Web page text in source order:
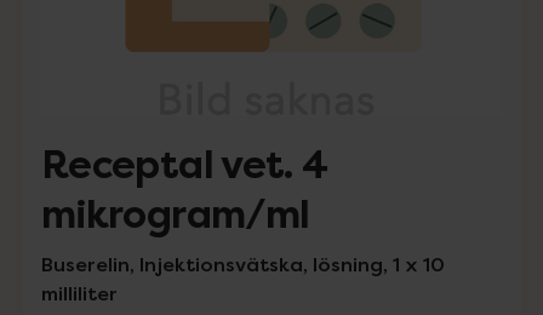
Receptal vet. 4
mikrogram/ml
Buserelin, Injektionsvätska, lösning, 1 x 10
milliliter